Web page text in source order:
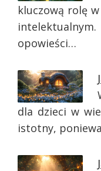
kluczową rolę
opowieści…
dla dzieci w
istotny,